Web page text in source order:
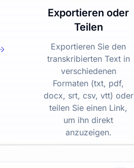
Exportieren oder
Teilen
Exportieren Sie den
transkribierten Text in
verschiedenen
Formaten (txt, pdf,
docx, srt, csv, vtt) oder
teilen Sie einen Link,
um ihn direkt
anzuzeigen.